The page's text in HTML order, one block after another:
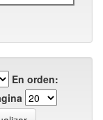
En orden: